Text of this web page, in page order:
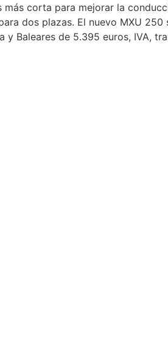
corta para mejorar la
dos plazas. El nuevo MXU 250
Baleares de 5.395 euros, IVA,